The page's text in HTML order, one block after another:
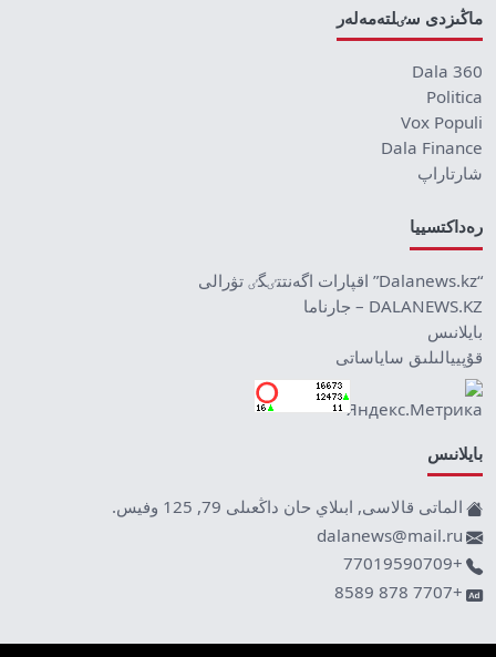
ماڭىزدى سٸلتەمەلەر
Dala 360
Politica
Vox Populi
Dala Finance
شارتاراپ
رەداكتسييا
“Dalanews.kz” اقپارات اگەنتتٸگٸ تۋرالى
DALANEWS.KZ – جارناما
بايلانىس
قۇپييالىلىق ساياساتى
بايلانىس
الماتى قالاسى, ابىلاي حان داڭعىلى 79, 125 وفيس.
dalanews@mail.ru
+77019590709
+7707 878 8589